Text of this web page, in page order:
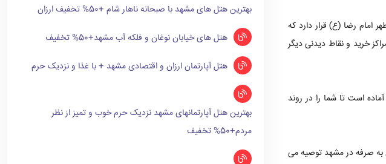
آن است. این هتل تنها در فاصله 15 دقیقه ای از حرم مطهر امام رضا (ع) قرار دارد که
خرید و نقاط دیدنی دیگر
است تا شما را در روند
به صرفه در مشهد توصیه می
بهترین هتل های مشهد با صبحانه ناهار شام +50% تخفیف ارزان
هتل های خیابان نوغان و فلکه آب مشهد+50% تخفیف
هتل آپارتمان ارزان و اقتصادی مشهد + با غذا و نزدیک حرم
بهترین هتل آپارتمانهای مشهد نزدیک حرم خوب و تمیز از نظر
مردم+50% تخفیف